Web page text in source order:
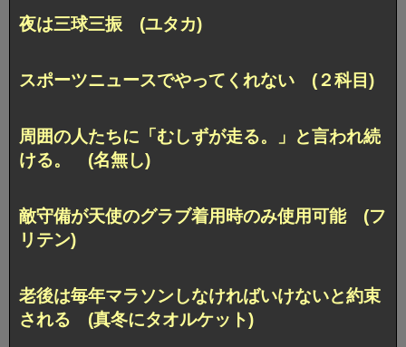
夜は三球三振 (ユタカ)
スポーツニュースでやってくれない (２科目)
周囲の人たちに「むしずが走る。」と言われ続
ける。 (名無し)
敵守備が天使のグラブ着用時のみ使用可能 (フ
リテン)
老後は毎年マラソンしなければいけないと約束
される (真冬にタオルケット)